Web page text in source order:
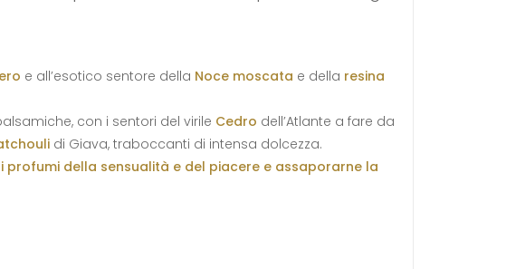
e all’esotico sentore della Noce moscata e della resina
con i sentori del virile Cedro dell’Atlante a fare da
di Giava, traboccanti di intensa dolcezza.
profumi della sensualità e del piacere e assaporarne la